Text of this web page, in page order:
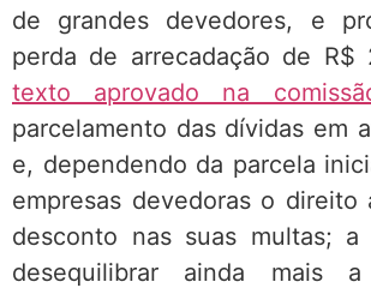
de grandes devedores, e
perda de arrecadação de R$
texto aprovado na
parcelamento das dívidas em
e, dependendo da parcela
empresas devedoras o direito
desconto nas suas multas; a
desequilibrar ainda mais a